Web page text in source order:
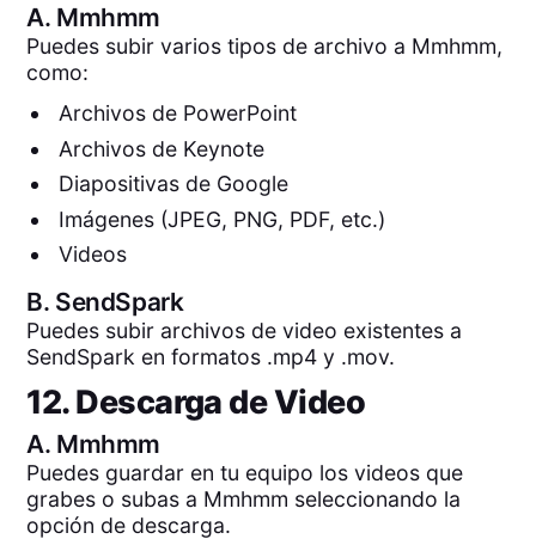
A. Mmhmm
Puedes subir varios tipos de archivo a Mmhmm,
como:
Archivos de PowerPoint
Archivos de Keynote
Diapositivas de Google
Imágenes (JPEG, PNG, PDF, etc.)
Videos
B. SendSpark
Puedes subir archivos de video existentes a
SendSpark en formatos .mp4 y .mov.
12. Descarga de Video
A. Mmhmm
Puedes guardar en tu equipo los videos que
grabes o subas a Mmhmm seleccionando la
opción de descarga.